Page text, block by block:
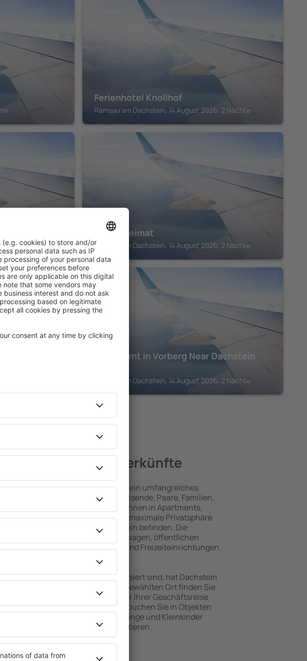
Ferienhotel Knollhof
Ramsau am Dachstein, 14 August 2026, 2 Nächte
2 Nächte
Meine Heimat
Ramsau am Dachstein, 14 August 2026, 2 Nächte
DACHSTEIN
Apartment in Vorberg Near Dachstein
Ramsau am Dachstein, 14 August 2026, 2 Nächte
Dachstein
– beste Unterkünfte
in Dachstein umfassen ein umfangreiches
von vielen Objekten für Alleinreisende, Paare, Familien,
und Gruppen. Die Besucher können in Apartments,
und Pensionen übernachten, die maximale Privatsphäre
und sich im Zentrum von Dachstein befinden. Die
wie die Nähe zu Mietwagen, öffentlichen
Geschäften, Service- und Freizeiteinrichtungen
Sie an Luxusunterkünften interessiert sind, hat Dachstein
Angebot für Sie. An dem ausgewählten Ort finden Sie
was Sie während Ihres Urlaubs oder Ihrer Geschäftsreise
Die Unterkunft in Dachstein buchen Sie in Objekten
Einrichtungen für Behinderte, Säuglinge und Kleinkinder
für Reisende zusammen mit Haustieren.